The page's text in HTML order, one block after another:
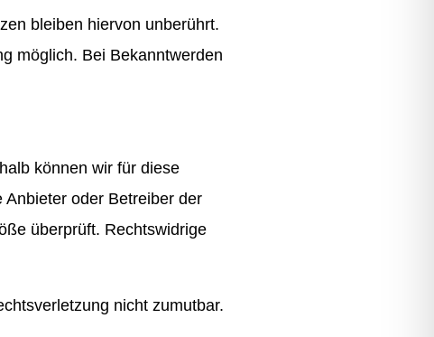
bleiben hiervon unberührt.
möglich. Bei Bekanntwerden
können wir für diese
oder Betreiber der
überprüft. Rechtswidrige
nicht zumutbar.